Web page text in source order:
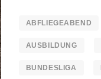
ABFLIEGEABEND
AUSBILDUNG
BUNDESLIGA